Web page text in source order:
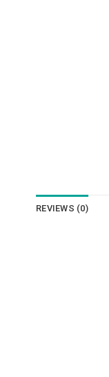
REVIEWS (0)